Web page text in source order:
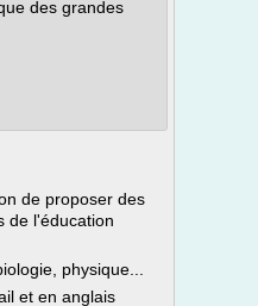
des grandes
de proposer des
de l'éducation
physique...
et en anglais